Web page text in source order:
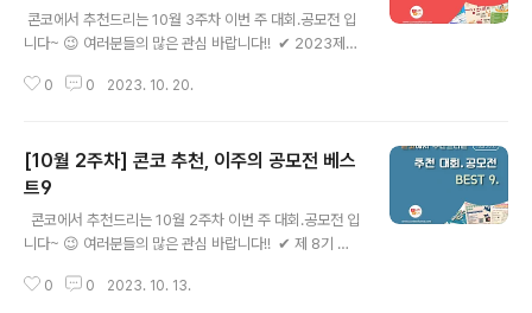
​ 콘코에서 추천드리는 10월 3주차 이번 주 대회.공모전 입
니다~ 😉 여러분들의 많은 관심 바랍니다!! ​ ​✔ 2023제1
공모전 ✔ 드림파크 야생화단지 사진 및 영상(숏폼) 공모전
께하는 문화예술마당 ✔ 제4회 시흥도시공사 혁신 ESG
경영아이디어 공모전 ✔ 2023 청소년활동 영상 공모전 ✔
미래형 산업단지 아이디어 공모전 ​ ​ 자세한 내용은 콘테스
트코리아 홈페이지에서 확인하시면 도움이 됩니다~​ 콘테
스트, 공모전, 대외활동 정보 / 소개 / 뉴스소식은 @콘테스
트코리아!! ​
0 0 2023. 10. 20.
[10월 2주차] 콘코 추천, 이주의 공모전 베스
트9
​ ​ 콘코에서 추천드리는 10월 2주차 이번 주 대회.공모전 입
니다~ 😉 여러분들의 많은 관심 바랍니다!! ​ ​✔ 제 8기 청
스 활용 수기 공모전 ✔ 2023 의정부시 공공디자인 공모
0 0 2023. 10. 13.